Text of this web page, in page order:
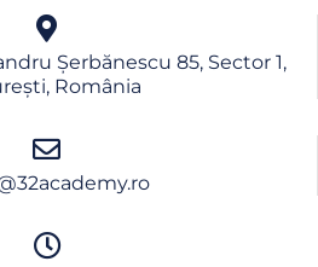
Șerbănescu 85, Sector 1,
România